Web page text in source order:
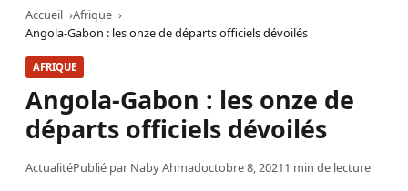
Accueil
Afrique
Angola-Gabon : les onze de départs officiels dévoilés
AFRIQUE
Angola-Gabon : les onze de
départs officiels dévoilés
ActualitéPublié par Naby Ahmadoctobre 8, 20211 min de lecture